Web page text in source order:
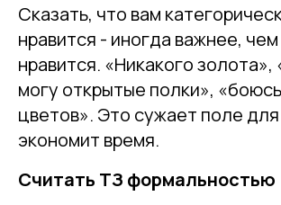
Сказать, что вам
нравится - иногда важнее,
нравится. «Никакого золота»,
могу открытые полки»,
цветов». Это сужает поле для
экономит время.
Считать ТЗ формальностью